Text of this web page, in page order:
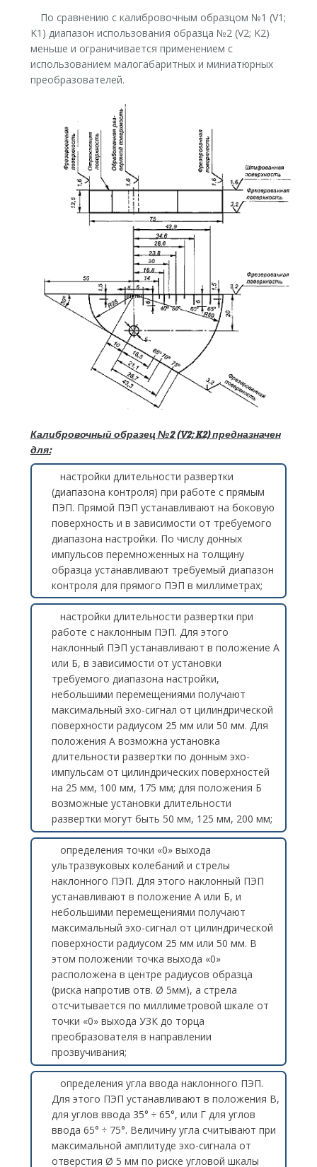
По сравнению с калибровочным образцом №1 (V1;
K1) диапазон использования образца №2 (V2; K2)
меньше и ограничивается применением с
использованием малогабаритных и миниатюрных
преобразователей.
Калибровочный образец №2 (V2; K2) предназначен
для:
настройки длительности развертки
(диапазона контроля) при работе с прямым
ПЭП. Прямой ПЭП устанавливают на боковую
поверхность и в зависимости от требуемого
диапазона настройки. По числу донных
импульсов перемноженных на толщину
образца устанавливают требуемый диапазон
контроля для прямого ПЭП в миллиметрах;
настройки длительности развертки при
работе с наклонным ПЭП. Для этого
наклонный ПЭП устанавливают в положение А
или Б, в зависимости от установки
требуемого диапазона настройки,
небольшими перемещениями получают
максимальный эхо-сигнал от цилиндрической
поверхности радиусом 25 мм или 50 мм. Для
положения А возможна установка
длительности развертки по донным эхо-
импульсам от цилиндрических поверхностей
на 25 мм, 100 мм, 175 мм; для положения Б
возможные установки длительности
развертки могут быть 50 мм, 125 мм, 200 мм;
определения точки «0» выхода
ультразвуковых колебаний и стрелы
наклонного ПЭП. Для этого наклонный ПЭП
устанавливают в положение А или Б, и
небольшими перемещениями получают
максимальный эхо-сигнал от цилиндрической
поверхности радиусом 25 мм или 50 мм. В
этом положении точка выхода «0»
расположена в центре радиусов образца
(риска напротив отв. Ø 5мм), а стрела
отсчитывается по миллиметровой шкале от
точки «0» выхода УЗК до торца
преобразователя в направлении
прозвучивания;
определения угла ввода наклонного ПЭП.
Для этого ПЭП устанавливают в положения В,
для углов ввода 35° ÷ 65°, или Г для углов
ввода 65° ÷ 75°. Величину угла считывают при
максимальной амплитуде эхо-сигнала от
отверстия Ø 5 мм по риске угловой шкалы